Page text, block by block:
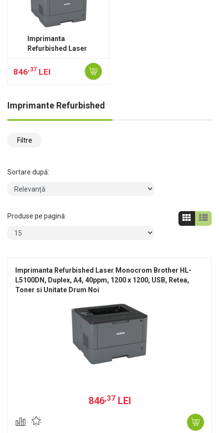
Imprimanta
Refurbished Laser
Brother HL-
Toner si Unitate
846,37 LEI
Imprimante Refurbished
Filtre
Sortare după:
Produse pe pagină:
Imprimanta Refurbished Laser Monocrom Brother HL-
L5100DN, Duplex, A4, 40ppm, 1200 x 1200, USB, Retea,
Toner si Unitate Drum Noi
846,37LEI